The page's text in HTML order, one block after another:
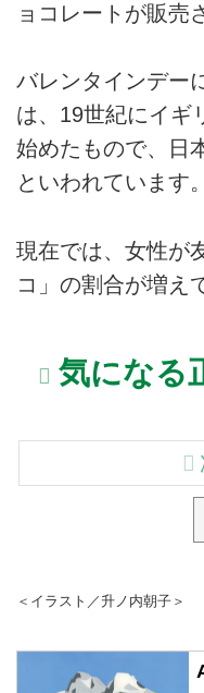
ョコレートが販売
バレンタインデー
は、19世紀にイギ
始めたもので、日
といわれています。
現在では、女性が
コ」の割合が増え
気になる
＜イラスト／升ノ内朝子＞